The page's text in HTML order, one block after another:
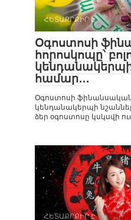
ՀԵՏԱՔՐՔԻՐ Է
Օգոստոսի
հորոսկոպը՝
համար․․․
Օգոստոսի ֆինանսական
կենդանակերպի
ձեր օգոստոսը կսկսվի
ՀԵՏԱՔՐՔԻՐ Է